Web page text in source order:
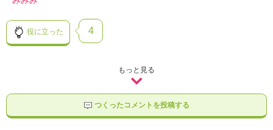
役に立った 4
もっと見る
つくったコメントを投稿する